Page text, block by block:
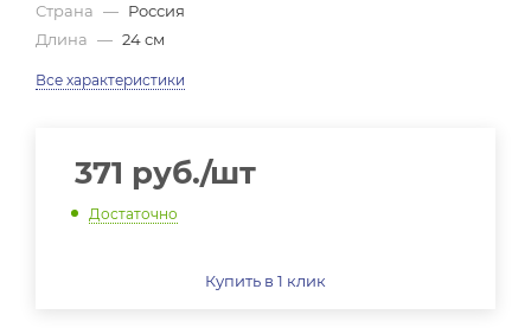
Страна — Россия
Длина — 24 см
Все характеристики
371 руб./шт
Достаточно
Купить в 1 клик